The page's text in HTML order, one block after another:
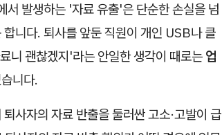
서 발생하는 '자료 유출'은 단순한 손실을 넘
니다. 퇴사를 앞둔 직원이 개인 USB나 클
니 괜찮겠지'라는 안일한 생각이 때로는 업
니다.
사자의 자료 반출을 둘러싼 고소·고발이 급